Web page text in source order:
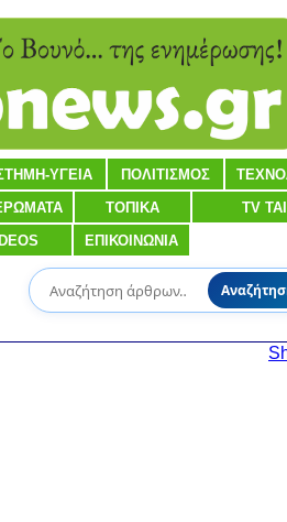
ΥΓΕΙΑ ΠΟΛΙΤΙΣΜΟΣ
ΤΟΠΙΚΑ TV
ΕΠΙΚΟΙΝΩΝΙΑ